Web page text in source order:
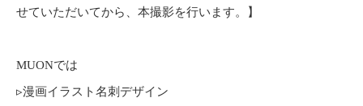
せていただいてから、本撮影を行います。】
MUONでは
▹漫画イラスト名刺デザイン